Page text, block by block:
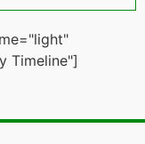
Timeline"]